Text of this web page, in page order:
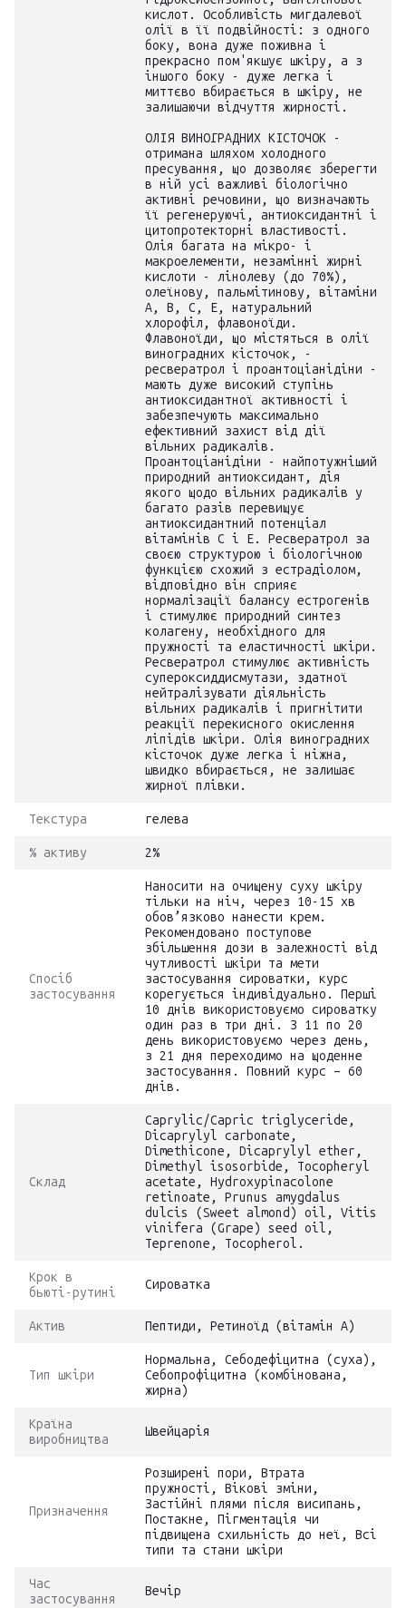
кислот. Особливість мигдалевої
олії в її подвійності: з одного
боку, вона дуже поживна і
прекрасно пом'якшує шкіру, а з
іншого боку - дуже легка і
миттєво вбирається в шкіру, не
залишаючи відчуття жирності.
ОЛІЯ ВИНОГРАДНИХ КІСТОЧОК -
отримана шляхом холодного
пресування, що дозволяє зберегти
в ній усі важливі біологічно
активні речовини, що визначають
її регенеруючі, антиоксидантні і
цитопротекторні властивості.
Олія багата на мікро- і
макроелементи, незамінні жирні
кислоти - лінолеву (до 70%),
олеїнову, пальмітинову, вітаміни
А, В, С, Е, натуральний
хлорофіл, флавоноїди.
Флавоноїди, що містяться в олії
виноградних кісточок, -
ресвератрол і проантоціанідіни -
мають дуже високий ступінь
антиоксидантної активності і
забезпечують максимально
ефективний захист від дії
вільних радикалів.
Проантоціанідіни - найпотужніший
природний антиоксидант, дія
якого щодо вільних радикалів у
багато разів перевищує
антиоксидантний потенціал
вітамінів С і Е. Ресвератрол за
своєю структурою і біологічною
функцією схожий з естрадіолом,
відповідно він сприяє
нормалізації балансу естрогенів
і стимулює природний синтез
колагену, необхідного для
пружності та еластичності шкіри.
Ресвератрол стимулює активність
супероксиддисмутази, здатної
нейтралізувати діяльність
вільних радикалів і пригнітити
реакції перекисного окислення
ліпідів шкіри. Олія виноградних
кісточок дуже легка і ніжна,
швидко вбирається, не залишає
жирної плівки.
Текстура гелева
% активу 2%
Спосіб
застосування
Наносити на очищену суху шкіру
тільки на ніч, через 10-15 хв
обов’язково нанести крем.
Рекомендовано поступове
збільшення дози в залежності від
чутливості шкіри та мети
застосування сироватки, курс
корегується індивідуально. Перші
10 днів використовуємо сироватку
один раз в три дні. З 11 по 20
день використовуємо через день,
з 21 дня переходимо на щоденне
застосування. Повний курс – 60
днів.
Склад
Caprylic/Capric triglyceride,
Dicaprylyl carbonate,
Dimethicone, Dicaprylyl ether,
Dimethyl isosorbide, Tocopheryl
acetate, Hydroxypinacolone
retinoate, Prunus amygdalus
dulcis (Sweet almond) oil, Vitis
vinifera (Grape) seed oil,
Teprenone, Tocopherol.
Крок в
бьюті-рутині
Сироватка
Актив Пептиди, Ретиноїд (вітамін А)
Тип шкіри
Нормальна, Себодефіцитна (суха),
Себопрофіцитна (комбінована,
жирна)
Країна
виробництва
Швейцарія
Призначення
Розширені пори, Втрата
пружності, Вікові зміни,
Застійні плями після висипань,
Постакне, Пігментація чи
підвищена схильність до неї, Всі
типи та стани шкіри
Час
застосування
Вечір